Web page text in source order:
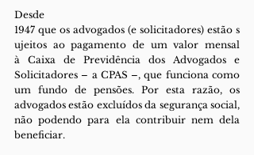
Desde
1947 que os advogados (e solicitadores) estão s
ujeitos ao pagamento de um valor mensal
à Caixa de Previdência dos Advogados e
Solicitadores – a CPAS –, que funciona como
um fundo de pensões. Por esta razão, os
advogados estão excluídos da segurança social,
não podendo para ela contribuir nem dela
beneficiar.